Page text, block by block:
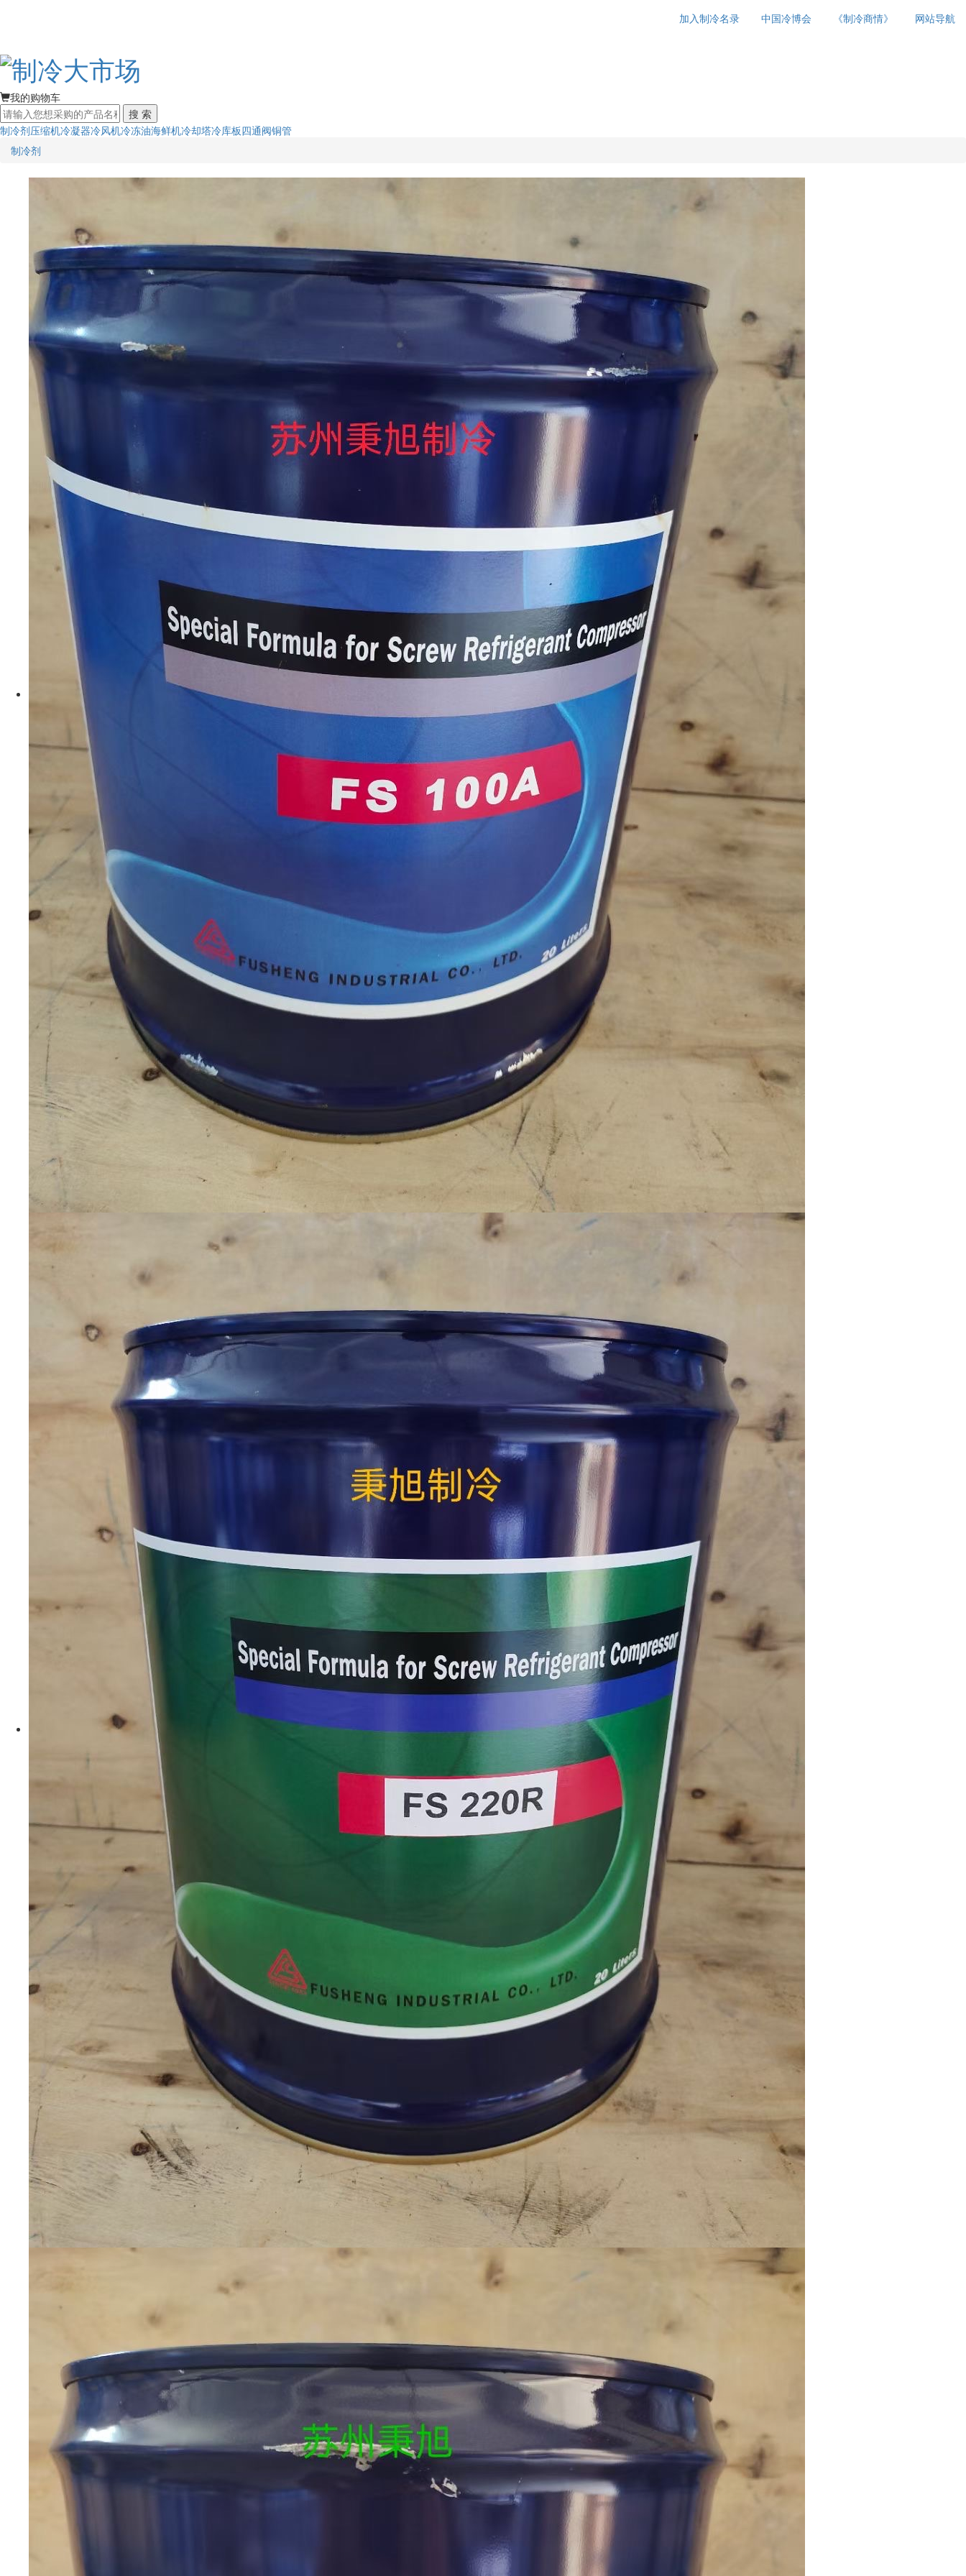
加入制冷名录 中国冷博会 《制冷商情》 网站导航
我的购物车
搜 索
制冷剂压缩机冷凝器冷风机冷冻油海鲜机冷却塔冷库板四通阀铜管
制冷剂